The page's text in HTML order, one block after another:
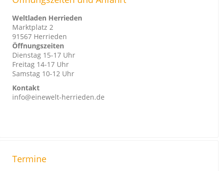
Weltladen Herrieden
Marktplatz 2
91567 Herrieden
Öffnungszeiten
Dienstag 15-17 Uhr
Freitag 14-17 Uhr
Samstag 10-12 Uhr
Kontakt
info@einewelt-herrieden.de
Termine